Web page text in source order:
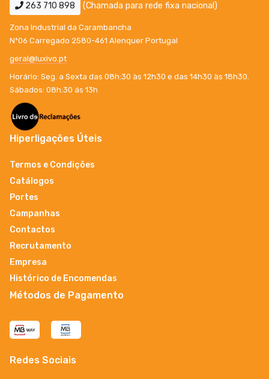
263 710 898 (Chamada para rede fixa nacional)
Zona Industrial da Carambancha
Nº06 Carregado 2580-461 Alenquer Portugal
geral@luxivo.pt
Horário: Seg. a Sexta das 08h:30 às 12h30 e das 14h30 às 18h30.
Sábados: 08h:30 ás 13h
Hiperligações Úteis
Termos e Condições
Catálogos
Portes
Campanhas
Contactos
Recrutamento
Empresa
Histórico de Encomendas
Métodos de Pagamento
Redes Sociais